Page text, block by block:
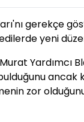
gerekçe
yeni
Yardımcı
ancak
zor